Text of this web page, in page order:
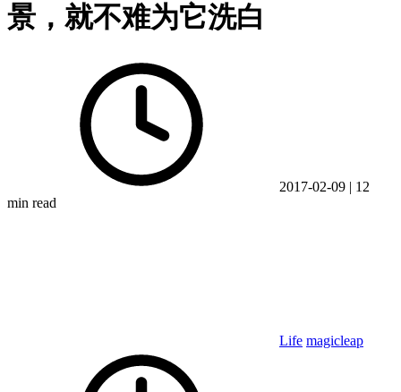
景，就不难为它洗白
2017-02-09 | 12
min read
Life magicleap